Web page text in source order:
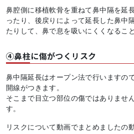
鼻腔側に移植軟骨を重ねて鼻中隔を延
ったり、後戻りによって延長した鼻中
たりして、鼻で息を吸いにくくなるこ
④鼻柱に傷がつくリスク
鼻中隔延長はオープン法で行いますの
開線がつきます。
そこまで目立つ部位の傷ではありませ
す。
リスクについて動画でまとめましたの